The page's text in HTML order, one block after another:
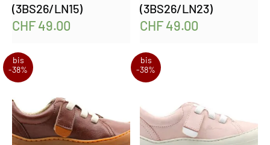
(3BS26/LN15)
CHF49.00
(3BS26/LN23)
CHF49.00
bis
-38%
bis
-38%